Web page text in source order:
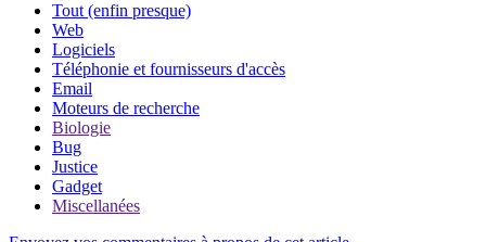
Tout (enfin presque)
Web
Logiciels
Téléphonie et fournisseurs d'accès
Email
Moteurs de recherche
Biologie
Bug
Justice
Gadget
Miscellanées